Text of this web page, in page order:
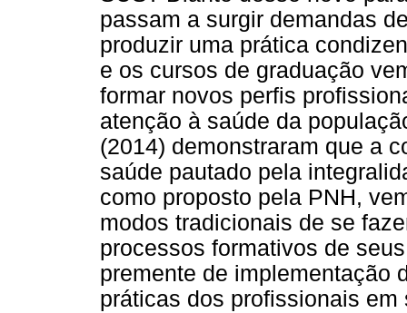
passam a surgir demandas
produzir uma prática
e os cursos de graduação
formar novos perfis
atenção à saúde da
(2014) demonstraram que a
saúde pautado pela
como proposto pela PNH,
modos tradicionais de se
processos formativos de
premente de implementação
práticas dos profissionais em